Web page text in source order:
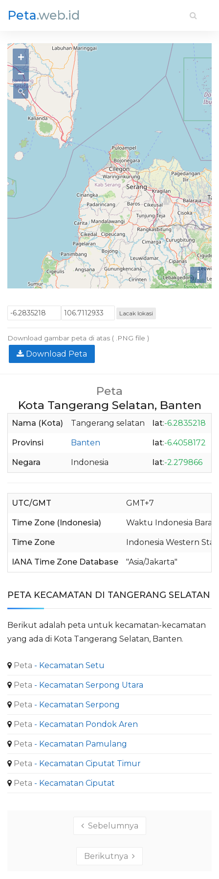
Peta.web.id
+
−
i
Lacak lokasi
Download gambar peta di atas ( .PNG file )
Download Peta
Peta
Kota Tangerang Selatan, Banten
Nama (Kota) Tangerang selatan lat:-6.2835218
Provinsi Banten lat:-6.4058172
Negara Indonesia lat:-2.279866
UTC/GMT GMT+7
Time Zone (Indonesia) Waktu Indonesia Barat
Time Zone Indonesia Western
IANA Time Zone Database "Asia/Jakarta"
PETA KECAMATAN DI TANGERANG SELATAN
Berikut adalah peta untuk kecamatan-kecamatan
yang ada di Kota Tangerang Selatan, Banten.
Peta - Kecamatan Setu
Peta - Kecamatan Serpong Utara
Peta - Kecamatan Serpong
Peta - Kecamatan Pondok Aren
Peta - Kecamatan Pamulang
Peta - Kecamatan Ciputat Timur
Peta - Kecamatan Ciputat
Sebelumnya
Berikutnya